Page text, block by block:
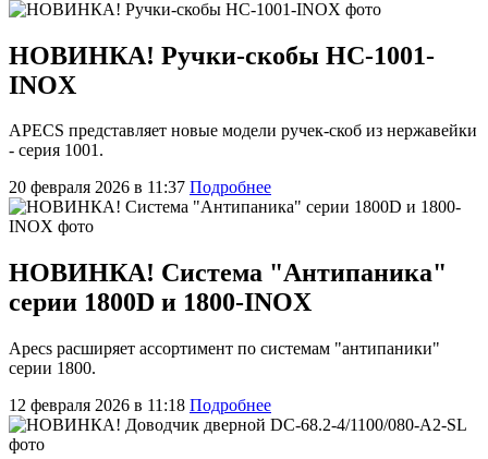
НОВИНКА! Ручки-скобы HC-1001-
INOX
APECS представляет новые модели ручек-скоб из нержавейки
- серия 1001.
20 февраля 2026 в 11:37 Подробнее
НОВИНКА! Система "Антипаника"
серии 1800D и 1800-INOX
Apecs расширяет ассортимент по системам "антипаники"
серии 1800.
12 февраля 2026 в 11:18 Подробнее